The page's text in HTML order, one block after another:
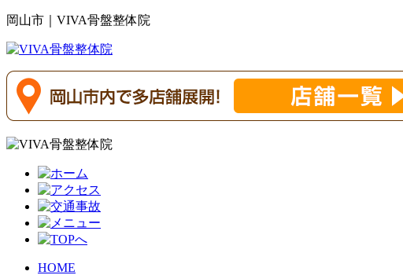
岡山市｜VIVA骨盤整体院
HOME